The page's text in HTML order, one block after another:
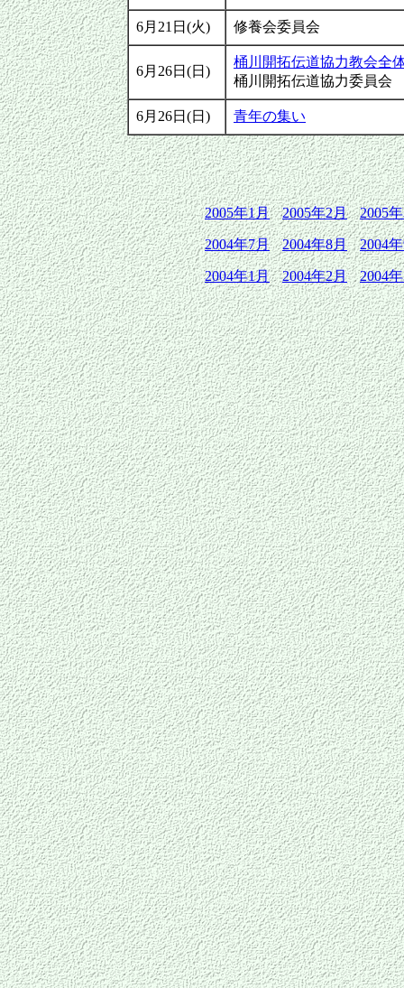
6月21日(火) 修養会委員会
6月26日(日)
桶川開拓伝道協力教会全
桶川開拓伝道協力委員会
6月26日(日) 青年の集い
2005年1月 2005年2月 2005
2004年7月 2004年8月 2004
2004年1月 2004年2月 2004